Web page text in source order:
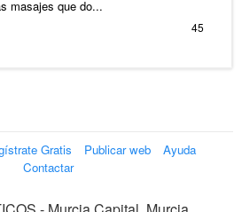
masajes que do...
45
Gratis Publicar web
Ayuda
Contactar